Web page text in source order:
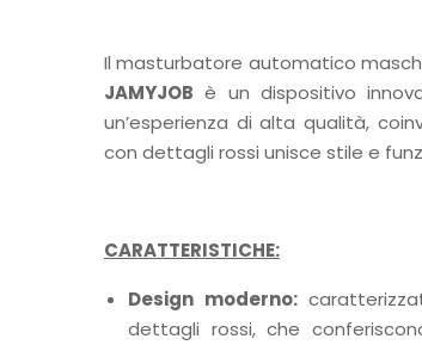
Il masturbatore automatico
JAMYJOB è un dispositivo
un’esperienza di alta qualità,
con dettagli rossi unisce stile e
CARATTERISTICHE:
Design moderno:
dettagli rossi, che